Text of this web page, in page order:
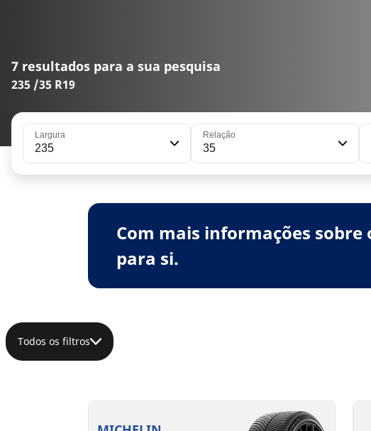
7 resultados para a sua pesquisa
235 /35 R19
Largura
235
Relação
35
Com mais informações
para si.
Todos os filtros